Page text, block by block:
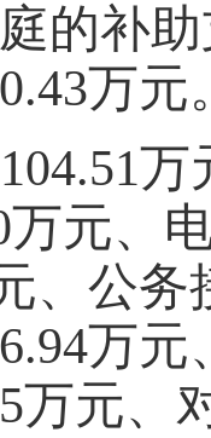
的补
0.43万元
104.51万
万元、
、公务
6.94万元
5万元、